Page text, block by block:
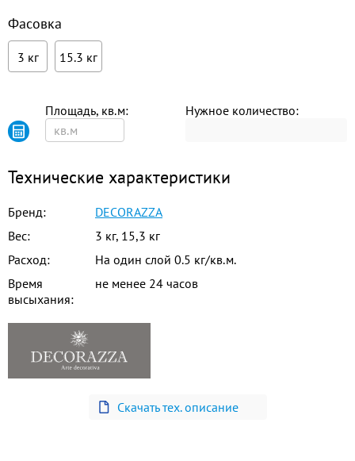
MC 10-13
MC 10-16
MC 10-19 MC 10-20 MC 10-21
MC 10-22 MC 10-24
MC 10-29
Фасовка
3 кг 15.3 кг
Площадь, кв.м: Нужное количество:
Технические характеристики
Скачать тех. описание
Бренд:
DECORAZZA
Вес:
3 кг, 15,3 кг
Расход:
На один слой 0.5 кг/кв.м.
Время
высыхания:
не менее 24 часов